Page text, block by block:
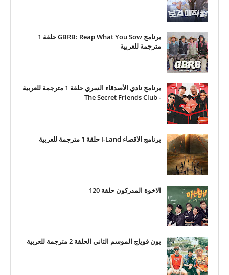
برنامج GBRB: Reap What You Sow حلقة 1
مترجمة للعربية
برنامج نادي الأصدقاء السري حلقة 1 مترجمة للعربية
- The Secret Friends Club
برنامج الاقصاء I-Land حلقة 1 مترجمة للعربية
الاخوة المدركون حلقة 120
بون فوياج الموسم الثاني الحلقة 2 مترجمة للعربية